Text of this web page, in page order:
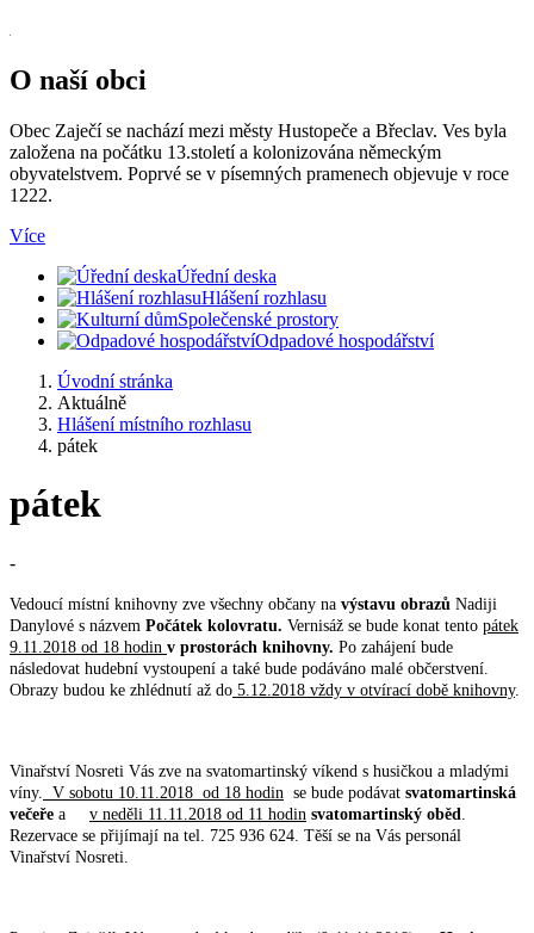
O naší obci
Obec Zaječí se nachází mezi městy Hustopeče a Břeclav. Ves byla
založena na počátku 13.století a kolonizována německým
obyvatelstvem. Poprvé se v písemných pramenech objevuje v roce
1222.
Více
Úřední deska
Hlášení rozhlasu
Společenské prostory
Odpadové hospodářství
Úvodní stránka
Aktuálně
Hlášení místního rozhlasu
pátek
pátek
-
Vedoucí místní knihovny zve všechny občany na výstavu obrazů Nadiji
Danylové s názvem Počátek kolovratu. Vernisáž se bude konat tento pátek
9.11.2018 od 18 hodin v prostorách knihovny. Po zahájení bude
následovat hudební vystoupení a také bude podáváno malé občerstvení.
Obrazy budou ke zhlédnutí až do 5.12.2018 vždy v otvírací době knihovny.
Vinařství Nosreti Vás zve na svatomartinský víkend s husičkou a mladými
víny.
V sobotu 10.11.2018 od 18 hodin se bude podávat svatomartinská
večeře a v neděli 11.11.2018 od 11 hodin svatomartinský oběd
Rezervace se přijímají na tel. 725 936 624. Těší se na Vás personál
Vinařství Nosreti.